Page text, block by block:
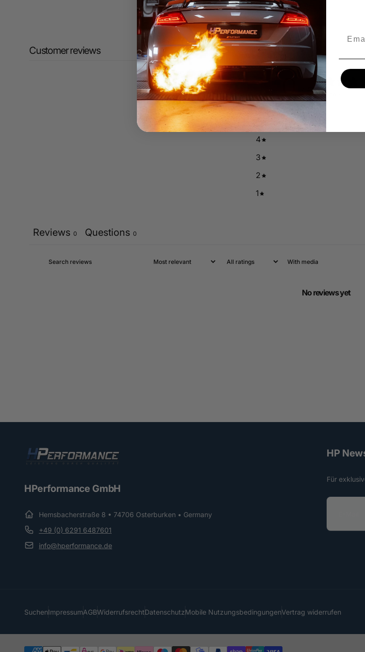
Customer reviews
0 0 reviews
5
4
3
2
1
Reviews 0 Questions 0
With media
No reviews yet
HPerformance GmbH
Hemsbacherstraße 8 • 74706 Osterburken • Germany
+49 (0) 6291 6487601
info@hperformance.de
HP
Für
E
SuchenImpressumAGBWiderrufsrechtDatenschutzMobile NutzungsbedingungenVertrag widerrufen